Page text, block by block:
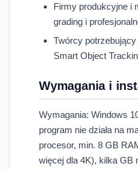
Firmy produkcyjne i
grading i
Twórcy
Smart Object
Wymagania i
Wymagania: Windows
program nie działa na
procesor, min. 8 GB
więcej dla 4K), kilka GB